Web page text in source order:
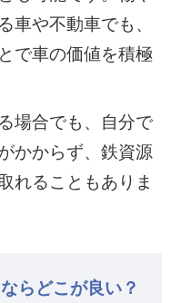
車や不動車でも、
で車の価値を積極
場合でも、自分で
かからず、鉄資源
れることもありま
らどこが良い？